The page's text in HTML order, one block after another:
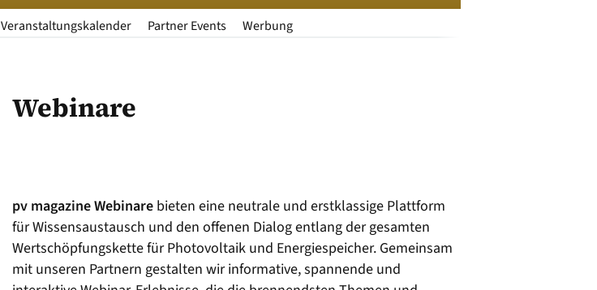
Veranstaltungskalender Partner Events Werbung
Webinare
pv magazine Webinare bieten eine neutrale und erstklassige Plattform
für Wissensaustausch und den offenen Dialog entlang der gesamten
Wertschöpfungskette für Photovoltaik und Energiespeicher. Gemeinsam
mit unseren Partnern gestalten wir informative, spannende und